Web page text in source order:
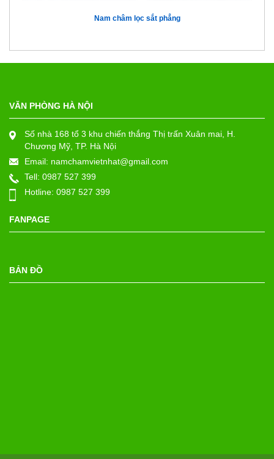
Nam châm lọc sắt phẳng
VĂN PHÒNG HÀ NỘI
Số nhà 168 tổ 3 khu chiến thắng Thị trấn Xuân mai, H.
Chương Mỹ, TP. Hà Nội
Email: namchamvietnhat@gmail.com
Tell: 0987 527 399
Hotline: 0987 527 399
FANPAGE
BẢN ĐỒ